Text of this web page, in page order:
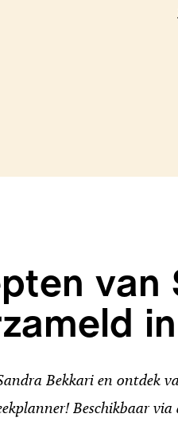
van
Bekkari en ontdek
Beschikbaar